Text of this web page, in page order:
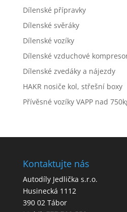
Dílenské přípravky
Dílenské svěráky
Dílenské vozíky
Dílenské vzduchové
Dílenské zvedáky a nájezdy
HAKR nosiče kol, střešní boxy
Přívěsné vozíky VAPP nad
Kontaktujte nás
Autodíly Jedlička s.r.o.
Husinecká 1112
390 02 Tábor